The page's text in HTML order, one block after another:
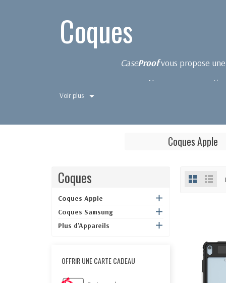
Coques
CaseProofvous propose
Nos coques
Travaillez, utilisez et profitez de votre
Voir plus
Coques Apple
Coques
Coques Apple
Coques Samsung
Plus d'Appareils
OFFRIR UNE CARTE CADEAU